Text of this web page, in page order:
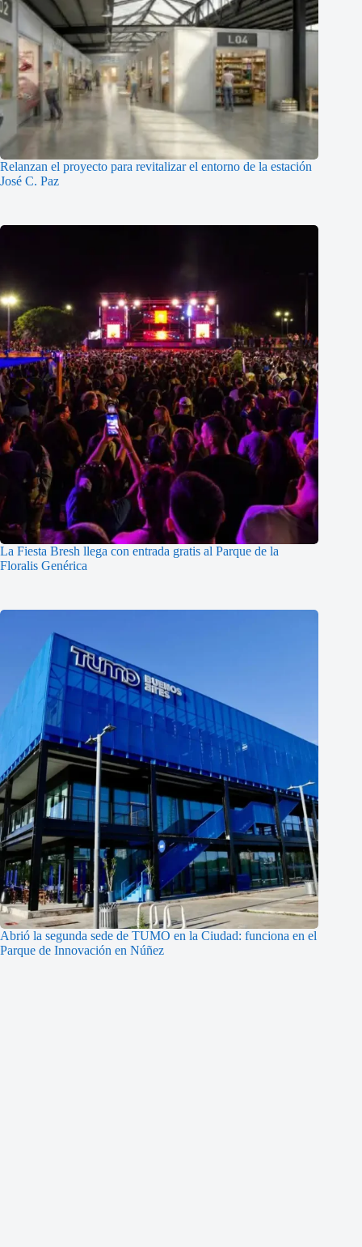
Relanzan el proyecto para revitalizar el entorno de la estación
José C. Paz
La Fiesta Bresh llega con entrada gratis al Parque de la
Floralis Genérica
Abrió la segunda sede de TUMO en la Ciudad: funciona en el
Parque de Innovación en Núñez